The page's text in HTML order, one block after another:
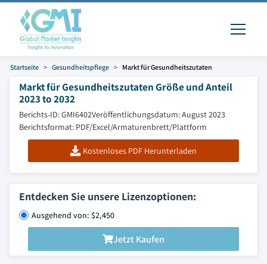
Startseite Gesundheitspflege Markt für Gesundheitszutaten
Markt für Gesundheitszutaten Größe und Anteil
2023 to 2032
Berichts-ID: GMI6402Veröffentlichungsdatum: August 2023
Berichtsformat: PDF/Excel/Armaturenbrett/Plattform
Kostenloses PDF Herunterladen
Entdecken Sie unsere Lizenzoptionen:
Ausgehend von: $2,450
Jetzt Kaufen